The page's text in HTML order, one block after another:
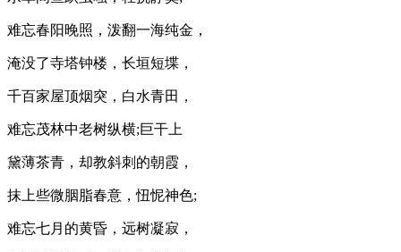
难忘春阳晚照，泼翻一海纯金，
淹没了寺塔钟楼，长垣短堞，
千百家屋顶烟突，白水青田，
难忘茂林中老树纵横;巨干上
黛薄茶青，却教斜刺的朝霞，
抹上些微胭脂春意，忸怩神色;
难忘七月的黄昏，远树凝寂，